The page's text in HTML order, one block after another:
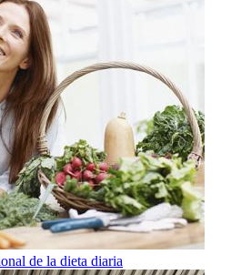
de la dieta diaria